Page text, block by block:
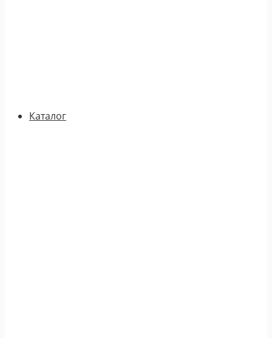
Каталог